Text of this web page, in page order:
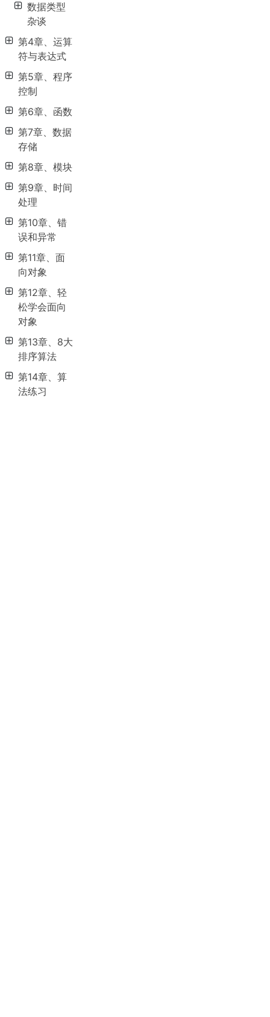
数据类型
杂谈
第4章、运算
符与表达式
第5章、程序
控制
第6章、函数
第7章、数据
存储
第8章、模块
第9章、时间
处理
第10章、错
误和异常
第11章、面
向对象
第12章、轻
松学会面向
对象
第13章、8大
排序算法
第14章、算
法练习